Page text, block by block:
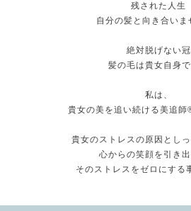
残された人生
自分の髪と向き合いま
絶対脱げない冠
髪の毛は貴女自身で
私は、
貴女の美を追い続ける美追師
貴女のストレスの原因とし
心からの笑顔を引き出
そのストレスをゼロにする